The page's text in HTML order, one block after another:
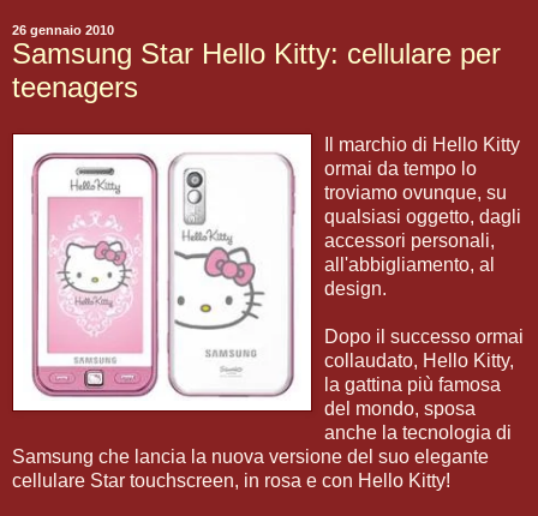
26 gennaio 2010
Samsung Star Hello Kitty: cellulare per
teenagers
Il marchio di Hello Kitty
ormai da tempo lo
troviamo ovunque, su
qualsiasi oggetto, dagli
accessori personali,
all'abbigliamento, al
design.
Dopo il successo ormai
collaudato, Hello Kitty,
la gattina più famosa
del mondo, sposa
anche la tecnologia di
Samsung che lancia la nuova versione del suo elegante
cellulare Star touchscreen, in rosa e con Hello Kitty!